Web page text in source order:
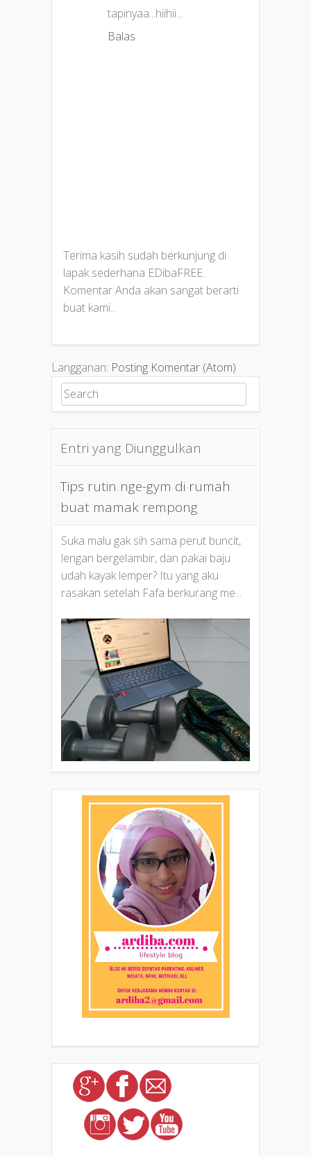
tapinyaa...hiihii...
Balas
Terima kasih sudah berkunjung di
lapak sederhana EDibaFREE.
Komentar Anda akan sangat berarti
buat kami...
Langganan: Posting Komentar (Atom)
Search for:
Entri yang Diunggulkan
Tips rutin nge-gym di rumah
buat mamak rempong
Suka malu gak sih sama perut buncit,
lengan bergelambir, dan pakai baju
udah kayak lemper? Itu yang aku
rasakan setelah Fafa berkurang me...